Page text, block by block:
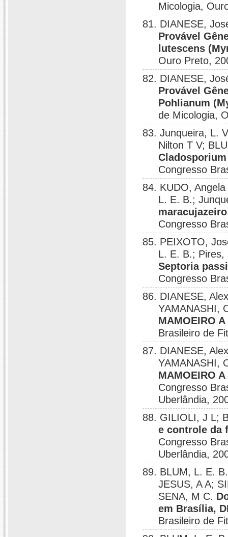
Micologia,
81. DIANESE,
Provável
lutescens
Ouro Preto,
82. DIANESE,
Provável
Pohlianum
de Micologia,
83. Junqueira, L.
Nilton T V;
Congresso
84. KUDO,
L. E. B.;
Congresso
85. PEIXOTO,
L. E. B.;
Septoria
Congresso
86. DIANESE,
YAMANASHI,
MAMOEIRO
Brasileiro de
87. DIANESE,
YAMANASHI,
MAMOEIRO
Congresso
Uberlândia,
88. GILIOLI, J L;
e controle da
Congresso
Uberlândia,
89. BLUM, L. E.
JESUS, A A;
SENA, M C.
em Brasília,
Brasileiro de